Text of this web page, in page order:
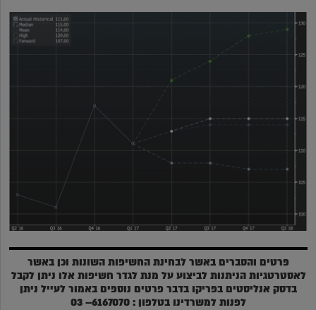
פרטים והסברים באשר לבחינת החשיפות השונות וכן באשר
לאסטרטגיות הניתנות לביצוע על מנת לגדר חשיפות אלו ניתן לקבל
בדסק אנליסטים בפריקו בדבר פרטים נוספים באמור לעייל ניתן
לפנות למשרדינו בטלפון : 6167070– 03